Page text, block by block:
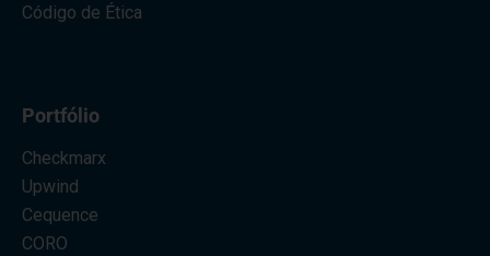
Código de Ética
Portfólio
Checkmarx
Upwind
Cequence
CORO